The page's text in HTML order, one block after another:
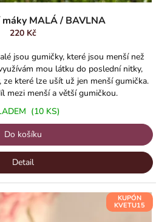
MALÁ / BAVLNA
220 Kč
jsou gumičky, které jsou menší než
mou látku do poslední nitky,
které lze ušít už jen menší gumička.
mezi menší a větší gumičkou.
(10 KS)
Do košíku
Detail
KUPÓN
KVETU15